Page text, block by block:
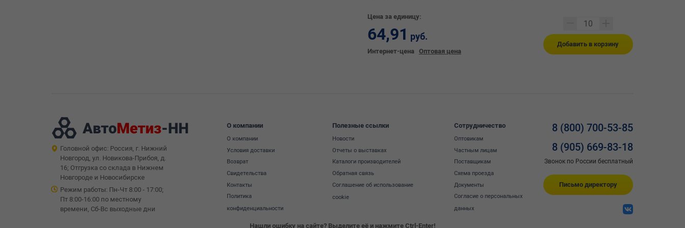
Цена за единицу:
64,91 руб.
Интернет-цена Оптовая цена
Добавить в корзину
Головной офис: Россия, г. Нижний
Новгород, ул. Новикова-Прибоя, д.
16; Отгрузка со склада в Нижнем
Новгороде и Новосибирске
Режим работы: Пн-Чт 8:00 - 17:00;
Пт 8:00-16:00 по местному
времени, Сб-Вс выходные дни
О компании
О компании
Условия доставки
Возврат
Свидетельства
Контакты
Политика
конфиденциальности
Полезные ссылки
Новости
Отчеты о выставках
Каталоги производителей
Обратная связь
Соглашение об использование
cookie
Сотрудничество
Оптовикам
Частным лицам
Поставщикам
Схема проезда
Документы
Согласие о персональных
данных
8 (800) 700-53-85
8 (905) 669-83-18
Звонок по России бесплатный
Письмо директору
Нашли ошибку на сайте? Выделите её и нажмите Ctrl-Enter!